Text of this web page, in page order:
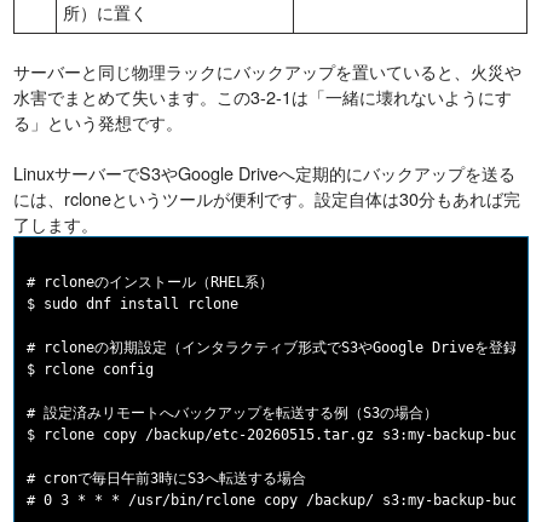
所）に置く
サーバーと同じ物理ラックにバックアップを置いていると、火災や
水害でまとめて失います。この3-2-1は「一緒に壊れないようにす
る」という発想です。
LinuxサーバーでS3やGoogle Driveへ定期的にバックアップを送る
には、rcloneというツールが便利です。設定自体は30分もあれば完
了します。
# rcloneのインストール（RHEL系）
$ sudo dnf install rclone
# rcloneの初期設定（インタラクティブ形式でS3やGoogle Driveを登録）
$ rclone config
# 設定済みリモートへバックアップを転送する例（S3の場合）
$ rclone copy /backup/etc-20260515.tar.gz s3:my-backup-
# cronで毎日午前3時にS3へ転送する場合